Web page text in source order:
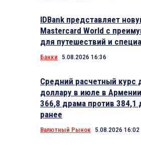
IDBank представляет
Mastercard World с
для путешествий и
Банки 5.08.2026 16:36
Средний расчетный курс
доллару в июле в
366,8 драма против 384,1
ранее
Валютный Рынок 5.08.2026 16:02